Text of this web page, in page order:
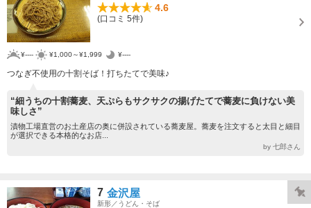
4.6
(口コミ 5件)
¥---- ¥1,000～¥1,999 ¥----
つなぎ不使用の十割そば！打ちたてで美味♪
“細うちの十割蕎麦、天ぷらもサクサクの揚げたてで蕎麦に負けない美
味しさ”
漬物工場直営のお土産店の奥に併設されている蕎麦屋。蕎麦を注文すると太目と細目
が選択できる本格的なお店...
by 七郎さん
7 金沢屋
新形／うどん・そば